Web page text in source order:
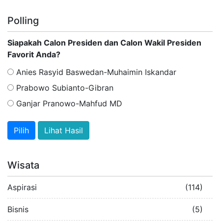
Polling
Siapakah Calon Presiden dan Calon Wakil Presiden
Favorit Anda?
Anies Rasyid Baswedan-Muhaimin Iskandar
Prabowo Subianto-Gibran
Ganjar Pranowo-Mahfud MD
Lihat Hasil
Wisata
Aspirasi (114)
Bisnis (5)